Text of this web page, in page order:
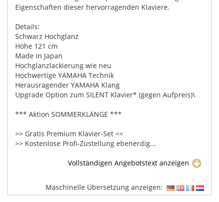
Eigenschaften dieser hervorragenden Klaviere.
Details:
Schwarz Hochglanz
Höhe 121 cm
Made in Japan
Hochglanzlackierung wie neu
Hochwertige YAMAHA Technik
Herausragender YAMAHA Klang
Upgrade Option zum SILENT Klavier* (gegen Aufpreis)\
*** Aktion SOMMERKLÄNGE ***
>> Gratis Premium Klavier-Set <<
>> Kostenlose Profi-Zustellung ebenerdig...
Vollständigen Angebotstext anzeigen
Maschinelle Übersetzung anzeigen: